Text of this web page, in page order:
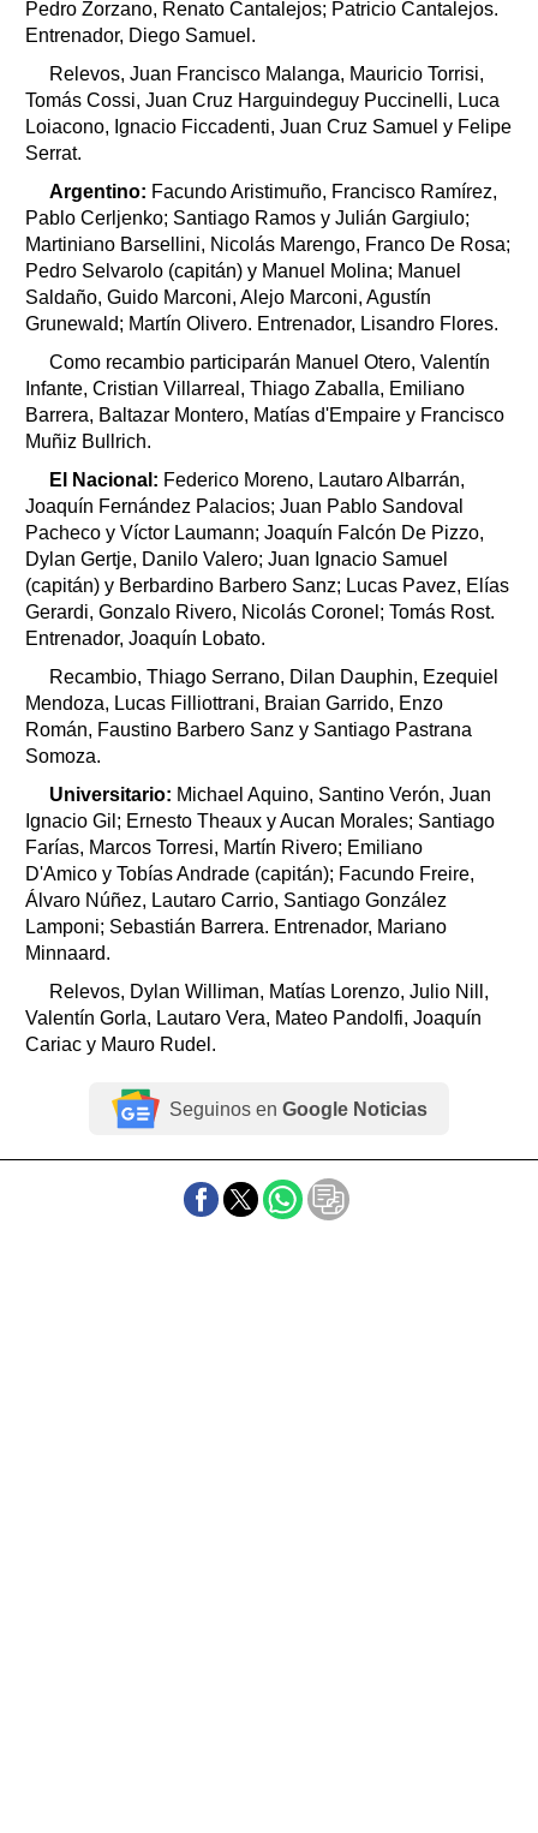
Pedro Zorzano, Renato Cantalejos; Patricio Cantalejos.
Entrenador, Diego Samuel.
Relevos, Juan Francisco Malanga, Mauricio Torrisi,
Tomás Cossi, Juan Cruz Harguindeguy Puccinelli, Luca
Loiacono, Ignacio Ficcadenti, Juan Cruz Samuel y Felipe
Serrat.
Argentino: Facundo Aristimuño, Francisco Ramírez,
Pablo Cerljenko; Santiago Ramos y Julián Gargiulo;
Martiniano Barsellini, Nicolás Marengo, Franco De Rosa;
Pedro Selvarolo (capitán) y Manuel Molina; Manuel
Saldaño, Guido Marconi, Alejo Marconi, Agustín
Grunewald; Martín Olivero. Entrenador, Lisandro Flores.
Como recambio participarán Manuel Otero, Valentín
Infante, Cristian Villarreal, Thiago Zaballa, Emiliano
Barrera, Baltazar Montero, Matías d'Empaire y Francisco
Muñiz Bullrich.
El Nacional: Federico Moreno, Lautaro Albarrán,
Joaquín Fernández Palacios; Juan Pablo Sandoval
Pacheco y Víctor Laumann; Joaquín Falcón De Pizzo,
Dylan Gertje, Danilo Valero; Juan Ignacio Samuel
(capitán) y Berbardino Barbero Sanz; Lucas Pavez, Elías
Gerardi, Gonzalo Rivero, Nicolás Coronel; Tomás Rost.
Entrenador, Joaquín Lobato.
Recambio, Thiago Serrano, Dilan Dauphin, Ezequiel
Mendoza, Lucas Filliottrani, Braian Garrido, Enzo
Román, Faustino Barbero Sanz y Santiago Pastrana
Somoza.
Universitario: Michael Aquino, Santino Verón, Juan
Ignacio Gil; Ernesto Theaux y Aucan Morales; Santiago
Farías, Marcos Torresi, Martín Rivero; Emiliano
D'Amico y Tobías Andrade (capitán); Facundo Freire,
Álvaro Núñez, Lautaro Carrio, Santiago González
Lamponi; Sebastián Barrera. Entrenador, Mariano
Minnaard.
Relevos, Dylan Williman, Matías Lorenzo, Julio Nill,
Valentín Gorla, Lautaro Vera, Mateo Pandolfi, Joaquín
Cariac y Mauro Rudel.
Seguinos en Google Noticias